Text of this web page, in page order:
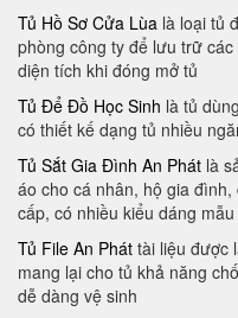
Tủ Hồ Sơ Cửa Lùa là loại tủ
phòng công ty để lưu trữ
diện tích khi đóng mở tủ
Tủ Để Đồ Học Sinh là tủ
có thiết kế dạng tủ nhiều
Tủ Sắt Gia Đình An Phát là
áo cho cá nhân, hộ gia
cấp, có nhiều kiểu dáng
Tủ File An Phát tài liệu được
mang lại cho tủ khả năng
dễ dàng vệ sinh